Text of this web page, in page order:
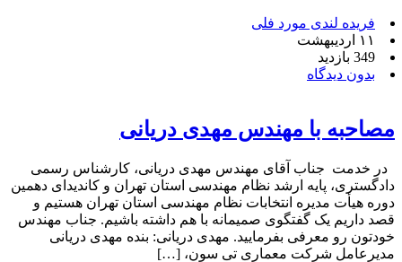
فریده لندی مورد فلی
۱۱ اردیبهشت
349 بازدید
بدون دیدگاه
مصاحبه با مهندس مهدی دریانی
در خدمت جناب آقای مهندس مهدی دریانی، کارشناس رسمی
دادگستری، پایه ارشد نظام مهندسی استان تهران و کاندیدای دهمین
دوره هیأت مدیره انتخابات نظام مهندسی استان تهران هستیم و
قصد داریم یک گفتگوی صمیمانه با هم داشته باشیم. جناب مهندس
خودتون رو معرفی بفرمایید. مهدی دریانی: بنده مهدی دریانی
مدیرعامل شرکت معماری تی سون، […]